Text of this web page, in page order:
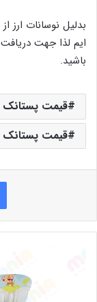
بدلیل نوسانات
ایم لذا جهت
باشید.
قیمت پستانک
قیمت پستانک